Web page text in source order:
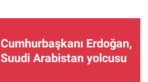
Cumhurbaşkanı Erdoğan,
Suudi Arabistan yolcusu